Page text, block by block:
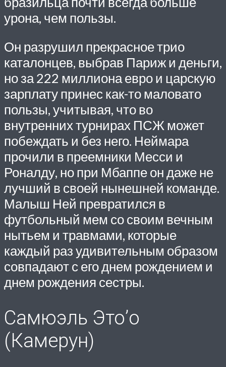
урона, чем пользы.
Он разрушил прекрасное трио
каталонцев, выбрав Париж и деньги,
но за 222 миллиона евро и царскую
зарплату принес как-то маловато
пользы, учитывая, что во
внутренних турнирах ПСЖ может
побеждать и без него. Неймара
прочили в преемники Месси и
Роналду, но при Мбаппе он даже не
лучший в своей нынешней команде.
Малыш Ней превратился в
футбольный мем со своим вечным
нытьем и травмами, которые
каждый раз удивительным образом
совпадают с его днем рождением и
днем рождения сестры.
Самюэль Это’о
(Камерун)